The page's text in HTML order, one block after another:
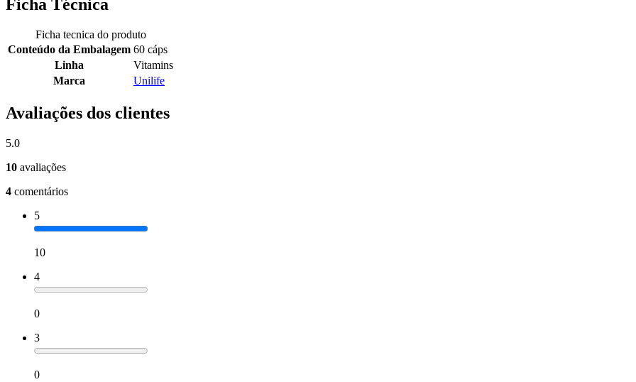
Ficha Técnica
Ficha tecnica do produto
Conteúdo da Embalagem 60 cáps
Linha
Vitamins
Marca
Unilife
Avaliações dos clientes
5.0
10 avaliações
4 comentários
5
10
4
0
3
0